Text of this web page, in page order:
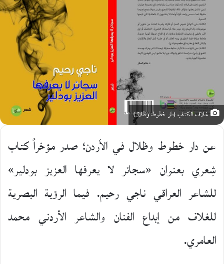
غلاف الكتاب (دار خطوط وظلال)
عن دار خطوط وظلال في الأردن؛ صدر مؤخراً كتاب
شِعري بعنوان «سجائر لا يعرفها العزيز بودلير»
للشاعر العراقي ناجي رحيم. فيما الرؤية البصرية
للغلاف من إبداع الفنان والشاعر الأردني محمد
العامري.